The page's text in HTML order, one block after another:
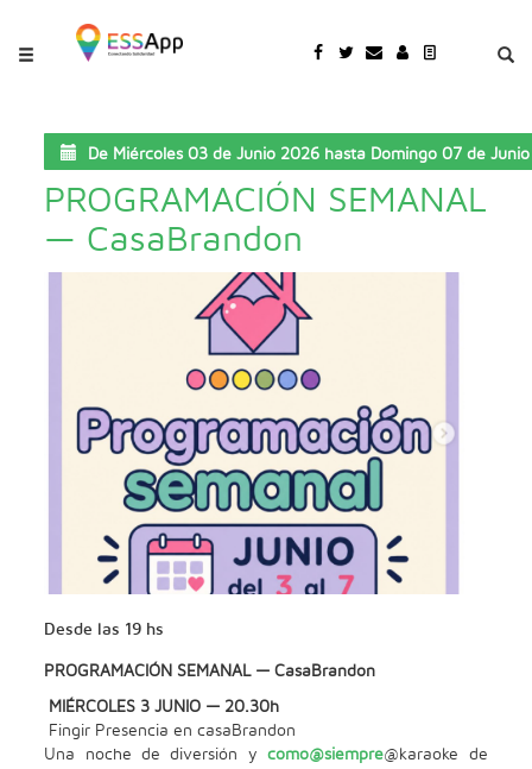
De Miércoles 03 de Junio 2026hasta Domingo 07 de
PROGRAMACIÓN SEMANAL
— CasaBrandon
Desde las 19 hs
PROGRAMACIÓN SEMANAL — CasaBrandon
MIÉRCOLES 3 JUNIO — 20.30h
Fingir Presencia en casaBrandon
Una noche de diversión ycomo@siempre@karaoke de